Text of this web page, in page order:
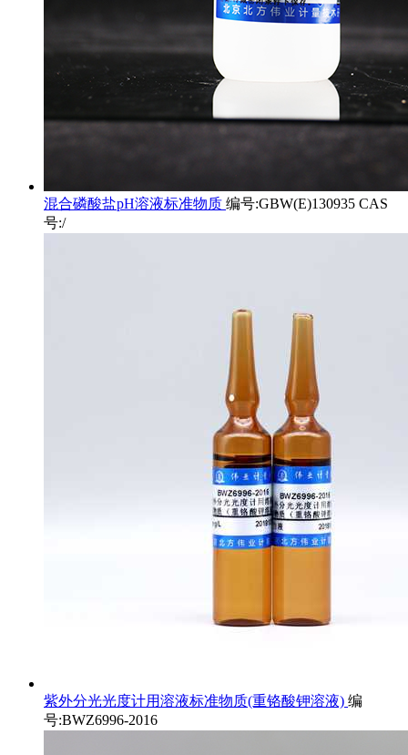
混合磷酸盐pH溶液标准物质 编号:GBW(E)130935 CAS
号:/
紫外分光光度计用溶液标准物质(重铬酸钾溶液) 编
号:BWZ6996-2016